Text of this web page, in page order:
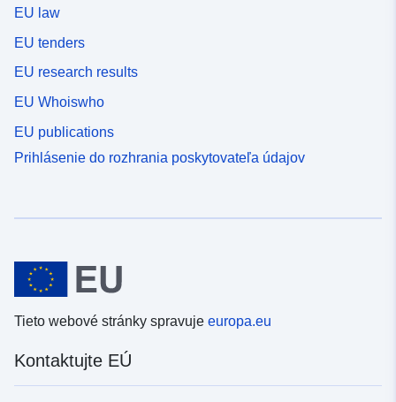
EU law
EU tenders
EU research results
EU Whoiswho
EU publications
Prihlásenie do rozhrania poskytovateľa údajov
Tieto webové stránky spravuje europa.eu
Kontaktujte EÚ